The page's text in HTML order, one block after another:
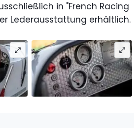
in "French Racing
Lederausstattung erhältlich.